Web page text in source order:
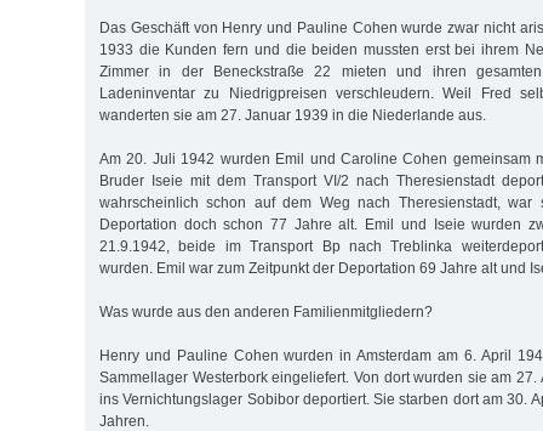
Das Geschäft von Henry und Pauline Cohen wurde zwar nicht
1933 die Kunden fern und die beiden mussten erst bei ihrem
Zimmer in der Beneckstraße 22 mieten und ihren
Ladeninventar zu Niedrigpreisen verschleudern. Weil Fred
wanderten sie am 27. Januar 1939 in die Niederlande aus.
Am 20. Juli 1942 wurden Emil und Caroline Cohen gemeinsam
Bruder Iseie mit dem Transport VI/2 nach Theresienstadt
wahrscheinlich schon auf dem Weg nach Theresienstadt, war
Deportation doch schon 77 Jahre alt. Emil und Iseie wurden
21.9.1942, beide im Transport Bp nach Treblinka
wurden. Emil war zum Zeitpunkt der Deportation 69 Jahre alt und
Was wurde aus den anderen Familienmitgliedern?
Henry und Pauline Cohen wurden in Amsterdam am 6. April
Sammellager Westerbork eingeliefert. Von dort wurden sie am
ins Vernichtungslager Sobibor deportiert. Sie starben dort am 30.
Jahren.